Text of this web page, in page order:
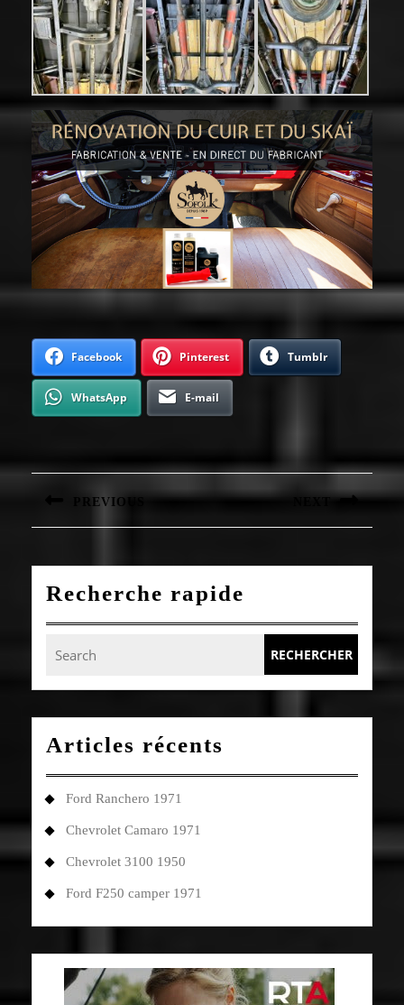
Facebook Pinterest Tumblr
WhatsApp E-mail
de
l’articlePREVIOUS
Recherche rapide
for:
Articles récents
Ford Ranchero 1971
Chevrolet Camaro 1971
Chevrolet 3100 1950
Ford F250 camper 1971